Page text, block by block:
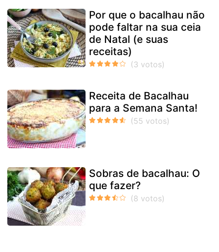
Por que o bacalhau não
pode faltar na sua ceia
de Natal (e suas
receitas)
Receita de Bacalhau
para a Semana Santa!
Sobras de bacalhau: O
que fazer?